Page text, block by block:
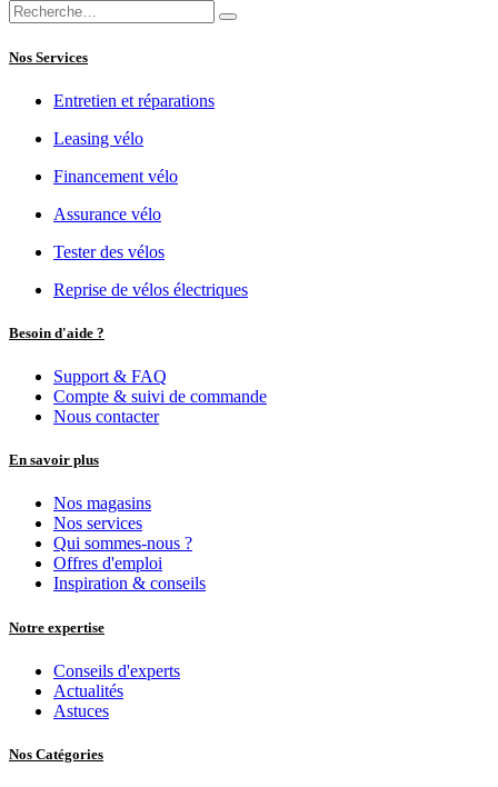
Nos Services
Entretien et réparations
Leasing vélo
Financement vélo
Assurance vélo
Tester des vélos
Reprise de vélos électriques
Besoin d'aide ?
Support & FAQ
Compte & suivi de commande
Nous contacter
En savoir plus
Nos magasins
Nos services
Qui sommes-nous ?
Offres d'emploi
Inspiration & conseils
Notre expertise
Conseils d'experts
Actualités
Astuces
Nos Catégories